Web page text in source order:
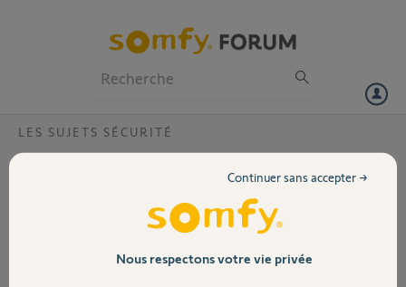
Volet
LES SUJETS SÉCURITÉ
Comment renvoyer mon produit tout neuf
Bonjour, j'ai acheté une caméra intérieur mais celle ci ne me convient
pas comment pus je faire pour la renvoyer e etre remboursé
Nous respectons votre vie privée
Continuer sans accepter →